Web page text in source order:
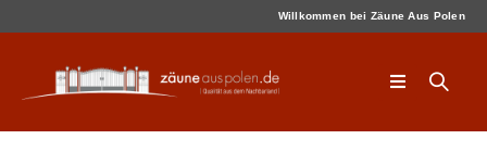
Willkommen bei Zäune Aus Polen